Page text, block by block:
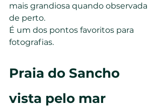
mais grandiosa quando observada
de perto.
É um dos pontos favoritos para
fotografias.
Praia do Sancho
vista pelo mar